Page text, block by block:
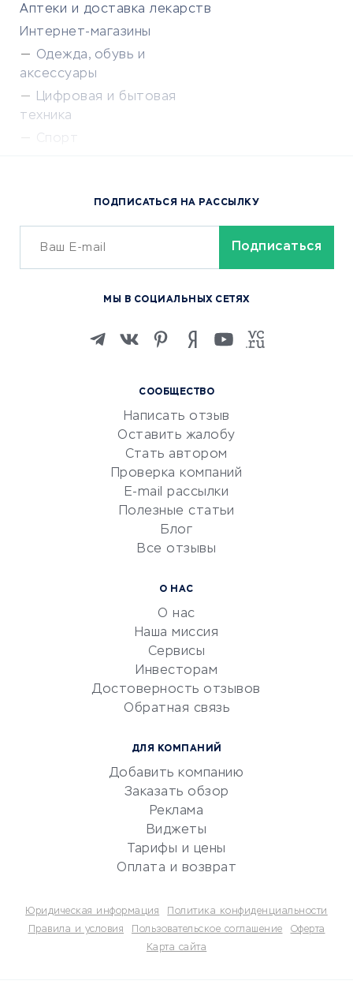
Аптеки и доставка лекарств
Интернет-магазины
Одежда, обувь и
аксессуары
Цифровая и бытовая
техника
Спорт
Сервисы доставки
ОБУЧЕНИЕ И РАБОТА
Изучение иностранных
Маркетинг и продажи
Репетиторство
Красота и здоровье
Сервисы по поиску работы
Сетевой маркетинг
УСЛУГИ ДЛЯ БИЗНЕСА
документооборот
Юридические компании
Бухгалтерия онлайн
Потребительские кредиты
СООБЩЕСТВО
Написать отзыв
Оставить жалобу
Стать автором
Проверка компаний
E-mail рассылки
Полезные статьи
Блог
Все отзывы
О НАС
О нас
Наша миссия
Сервисы
Инвесторам
Достоверность отзывов
Обратная связь
ДЛЯ КОМПАНИЙ
Добавить компанию
Заказать обзор
Реклама
Виджеты
Тарифы и цены
Оплата и возврат
ПОДПИСАТЬСЯ НА РАССЫЛКУ
МЫ В СОЦИАЛЬНЫХ СЕТЯХ
Юридическая информация
Политика конфиденциальности
Правила и условия
Пользовательское соглашение
Оферта
Карта сайта